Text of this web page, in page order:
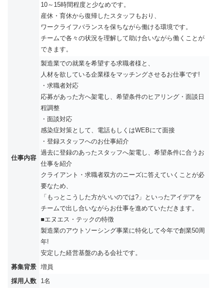
10～15時間程度と少なめです。
産休・育休から復帰したスタッフもおり、
ワークライフバランスを保ちながら働ける環境です。
チームで各々の状況を理解して助け合いながら働くことが
できます。
仕事内容
製造業での就業を希望する求職者様と、
人材を欲している企業様をマッチングさせるお仕事です!
・求職者対応
応募があった方へ架電し、希望条件のヒアリング・面談日
程調整
・面談対応
感染症対策として、電話もしくはWEBにて面接
・登録スタッフへのお仕事紹介
過去に登録のあったスタッフへ架電し、希望条件に合うお
仕事を紹介
クライアント・求職者双方のニーズに答えていくことが必
要なため、
「もっとこうした方がいいのでは?」といったアイデアを
チームで出し合いながらお仕事を進めていただきます。
■エヌエス・テックの特徴
製造業のアウトソーシング事業に特化して今年で創業50周
年!
安定した経営基盤のある会社です。
募集背景
増員
採用人数
1名